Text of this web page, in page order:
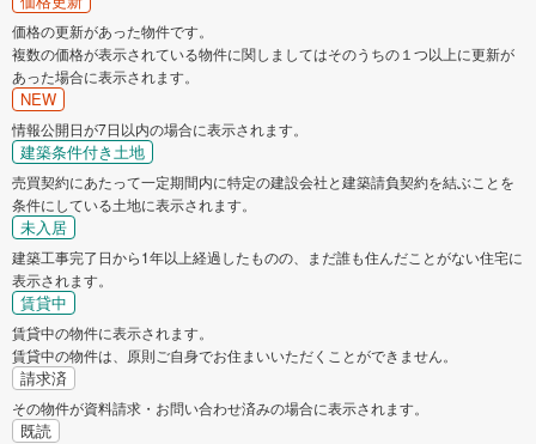
価格の更新があった物件です。
複数の価格が表示されている物件に関しましてはそのうちの１つ以上に更新が
あった場合に表示されます。
NEW
情報公開日が7日以内の場合に表示されます。
建築条件付き土地
売買契約にあたって一定期間内に特定の建設会社と建築請負契約を結ぶことを
条件にしている土地に表示されます。
未入居
建築工事完了日から1年以上経過したものの、まだ誰も住んだことがない住宅に
表示されます。
賃貸中
賃貸中の物件に表示されます。
賃貸中の物件は、原則ご自身でお住まいいただくことができません。
請求済
その物件が資料請求・お問い合わせ済みの場合に表示されます。
既読